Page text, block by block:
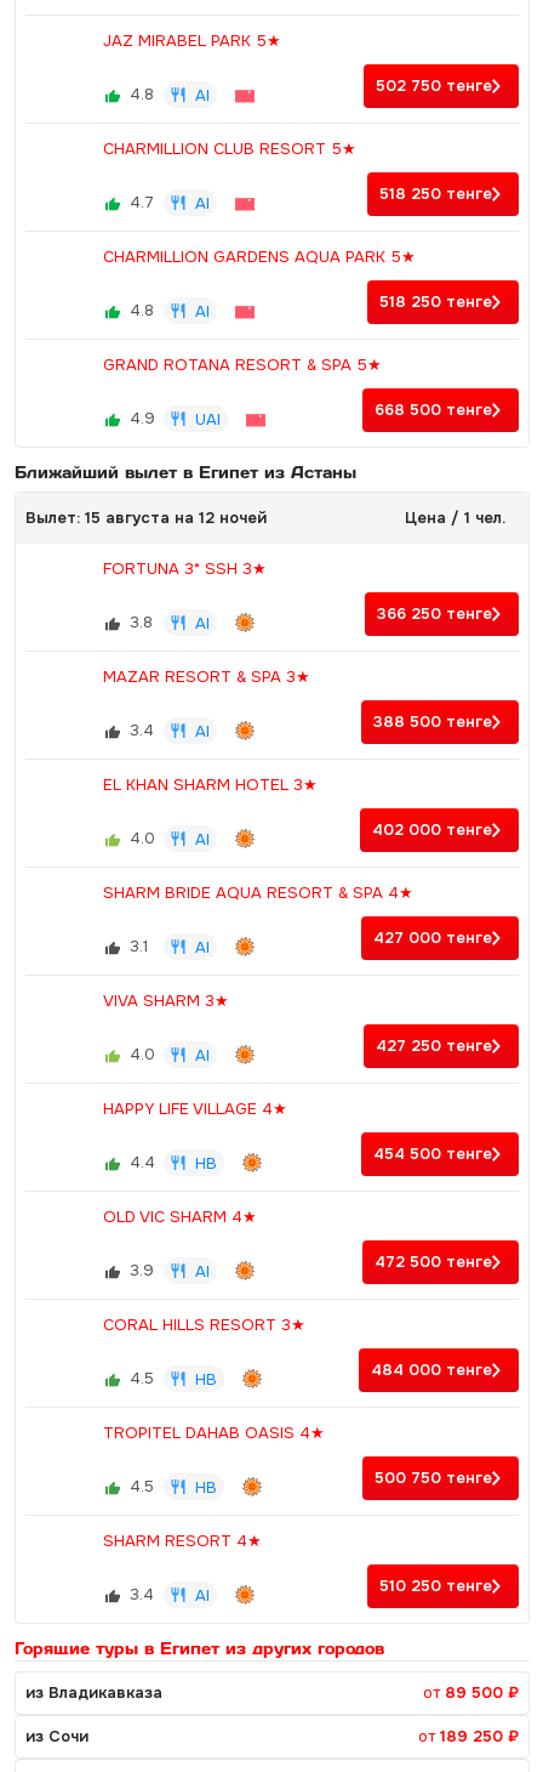
JAZ MIRABEL PARK 5★
4.8 AI 502 750 тенге
CHARMILLION CLUB RESORT 5★
4.7 AI 518 250 тенге
CHARMILLION GARDENS AQUA PARK 5★
4.8 AI 518 250 тенге
GRAND ROTANA RESORT & SPA 5★
4.9 UAI 668 500 тенге
Ближайший вылет в Египет из Астаны
Вылет: 15 августа на 12 ночей Цена / 1 чел.
FORTUNA 3* SSH 3★
3.8 AI 366 250 тенге
MAZAR RESORT & SPA 3★
3.4 AI 388 500 тенге
EL KHAN SHARM HOTEL 3★
4.0 AI 402 000 тенге
SHARM BRIDE AQUA RESORT & SPA 4★
3.1 AI 427 000 тенге
VIVA SHARM 3★
4.0 AI 427 250 тенге
HAPPY LIFE VILLAGE 4★
4.4 HB 454 500 тенге
OLD VIC SHARM 4★
3.9 AI 472 500 тенге
CORAL HILLS RESORT 3★
4.5 HB 484 000 тенге
TROPITEL DAHAB OASIS 4★
4.5 HB 500 750 тенге
SHARM RESORT 4★
3.4 AI 510 250 тенге
Горящие туры в Египет из других городов
из Владикавказа от 89 500 ₽
из Сочи от 189 250 ₽